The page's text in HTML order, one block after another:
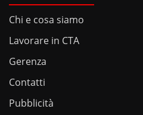
Chi e cosa siamo
Lavorare in CTA
Gerenza
Contatti
Pubblicità